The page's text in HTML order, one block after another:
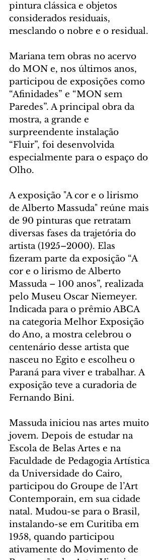
pintura clássica e objetos
considerados residuais,
mesclando o nobre e o residual.
Mariana tem obras no acervo
do MON e, nos últimos anos,
participou de exposições como
“Afinidades” e “MON sem
Paredes”. A principal obra da
mostra, a grande e
surpreendente instalação
“Fluir”, foi desenvolvida
especialmente para o espaço do
Olho.
A exposição "A cor e o lirismo
de Alberto Massuda" reúne mais
de 90 pinturas que retratam
diversas fases da trajetória do
artista (1925–2000). Elas
fizeram parte da exposição “A
cor e o lirismo de Alberto
Massuda – 100 anos”, realizada
pelo Museu Oscar Niemeyer.
Indicada para o prêmio ABCA
na categoria Melhor Exposição
do Ano, a mostra celebrou o
centenário desse artista que
nasceu no Egito e escolheu o
Paraná para viver e trabalhar. A
exposição teve a curadoria de
Fernando Bini.
Massuda iniciou nas artes muito
jovem. Depois de estudar na
Escola de Belas Artes e na
Faculdade de Pedagogia Artística
da Universidade do Cairo,
participou do Groupe de l’Art
Contemporain, em sua cidade
natal. Mudou-se para o Brasil,
instalando-se em Curitiba em
1958, quando participou
ativamente do Movimento de